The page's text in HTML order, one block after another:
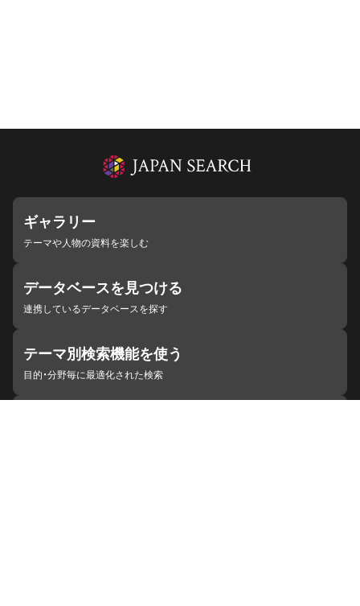
ギャラリー
テーマや人物の資料を楽しむ
データベースを見つける
連携しているデータベースを探す
テーマ別検索機能を使う
目的・分野毎に最適化された検索